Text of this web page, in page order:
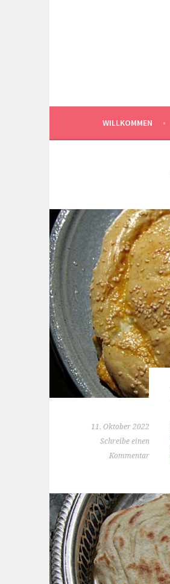
WILLKOMMEN
11. Oktober 2022
Schreibe einen
Kommentar